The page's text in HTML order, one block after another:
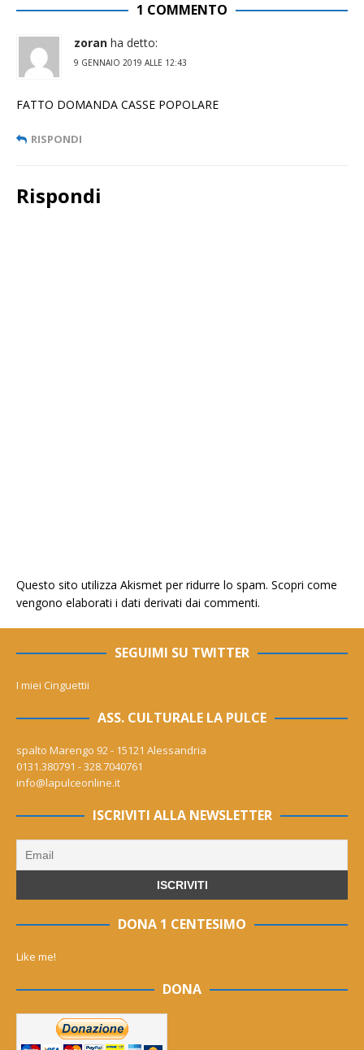
1 COMMENTO
zoran ha detto:
9 GENNAIO 2019 ALLE 12:43
FATTO DOMANDA CASSE POPOLARE
RISPONDI
Rispondi
Questo sito utilizza Akismet per ridurre lo spam. Scopri come
vengono elaborati i dati derivati dai commenti.
SEGUIMI SU TWITTER
I miei Cinguettii
ASS. CULTURALE LA PULCE
spalto Marengo 92 - 15121 Alessandria
0131.380791 - 328.7040761
info@lapulceonline.it
ISCRIVITI ALLA NEWSLETTER
DONA 1 CENTESIMO
Like me!
DONA